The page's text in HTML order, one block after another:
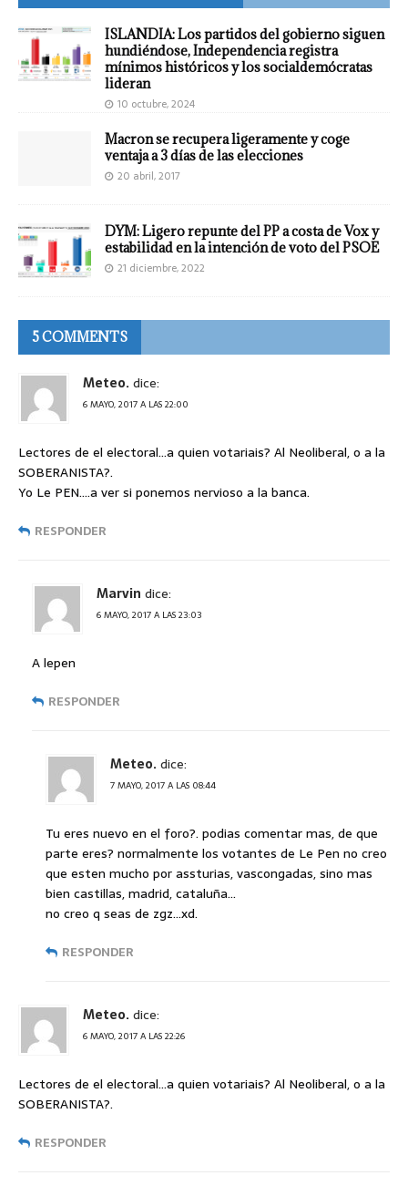
ISLANDIA: Los partidos del gobierno siguen
hundiéndose, Independencia registra
mínimos históricos y los socialdemócratas
lideran
10 octubre, 2024
Macron se recupera ligeramente y coge
ventaja a 3 días de las elecciones
20 abril, 2017
DYM: Ligero repunte del PP a costa de Vox y
estabilidad en la intención de voto del PSOE
21 diciembre, 2022
5 COMMENTS
Meteo.dice:
6 MAYO, 2017 A LAS 22:00
Lectores de el electoral…a quien votariais? Al Neoliberal, o a la
SOBERANISTA?.
Yo Le PEN….a ver si ponemos nervioso a la banca.
RESPONDER
Marvin dice:
6 MAYO, 2017 A LAS 23:03
A lepen
RESPONDER
Meteo.dice:
7 MAYO, 2017 A LAS 08:44
Tu eres nuevo en el foro?. podias comentar mas, de que
parte eres? normalmente los votantes de Le Pen no creo
que esten mucho por assturias, vascongadas, sino mas
bien castillas, madrid, cataluña…
no creo q seas de zgz…xd.
RESPONDER
Meteo.dice:
6 MAYO, 2017 A LAS 22:26
Lectores de el electoral…a quien votariais? Al Neoliberal, o a la
SOBERANISTA?.
RESPONDER